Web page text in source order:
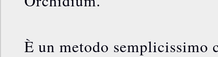
È un metodo semplicissimo